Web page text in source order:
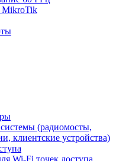
MikroTik
(радиомосты,
клиентские устройства)
Wi-Fi точек доступа